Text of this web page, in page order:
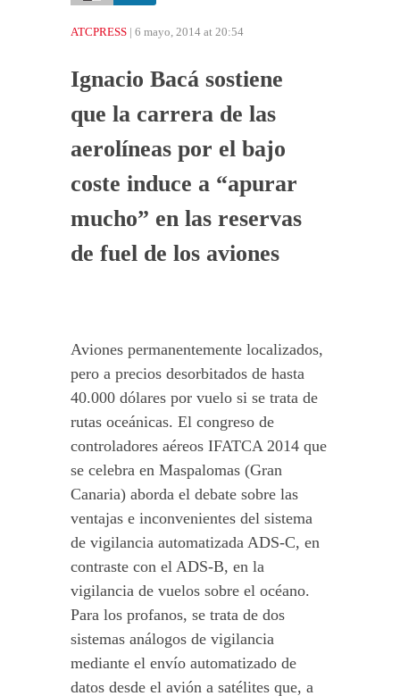
ATCPRESS | 6 mayo, 2014 at 20:54
Ignacio Bacá sostiene
que la carrera de las
aerolíneas por el bajo
coste induce a “apurar
mucho” en las reservas
de fuel de los aviones
Aviones permanentemente localizados,
pero a precios desorbitados de hasta
40.000 dólares por vuelo si se trata de
rutas oceánicas. El congreso de
controladores aéreos IFATCA 2014 que
se celebra en Maspalomas (Gran
Canaria) aborda el debate sobre las
ventajas e inconvenientes del sistema
de vigilancia automatizada ADS-C, en
contraste con el ADS-B, en la
vigilancia de vuelos sobre el océano.
Para los profanos, se trata de dos
sistemas análogos de vigilancia
mediante el envío automatizado de
datos desde el avión a satélites que, a